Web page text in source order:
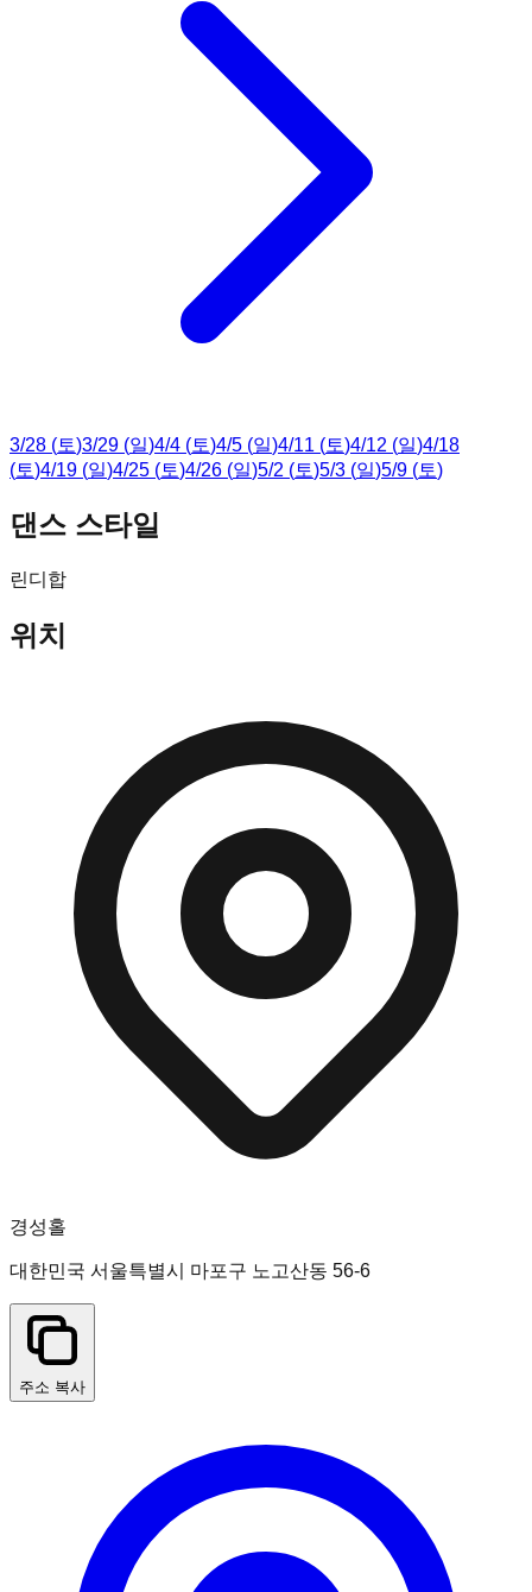
3/28 (토)3/29 (일)4/4 (토)4/5 (일)4/11 (토)4/12 (일)4/18
(토)4/19 (일)4/25 (토)4/26 (일)5/2 (토)5/3 (일)5/9 (토)
댄스 스타일
린디합
위치
경성홀
대한민국 서울특별시 마포구 노고산동 56-6
주소 복사